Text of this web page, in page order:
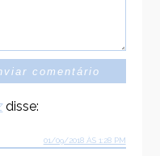
disse:
01/09/2018 ÀS 1:28 PM